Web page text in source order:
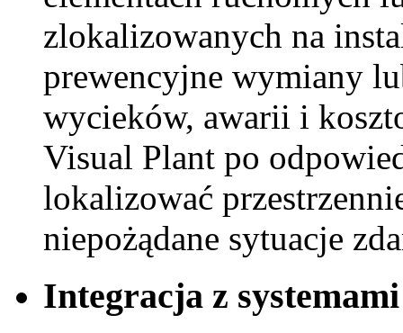
zlokalizowanych na
prewencyjne wymiany
wycieków, awarii i
Visual Plant po
lokalizować
niepożądane sytuacje
Integracja z